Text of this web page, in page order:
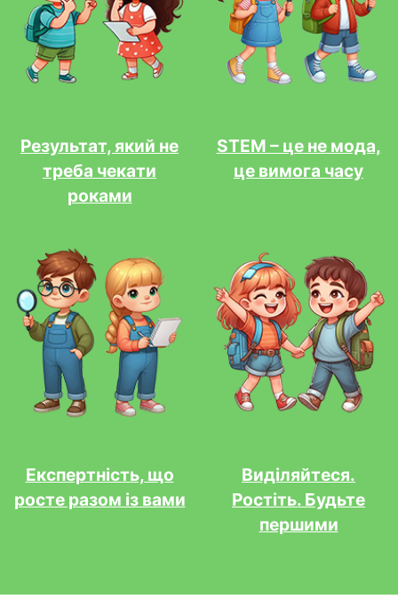
Результат, який не
треба чекати
роками
STEM – це не мода,
це вимога часу
Експертність, що
росте разом із вами
Виділяйтеся.
Ростіть. Будьте
першими